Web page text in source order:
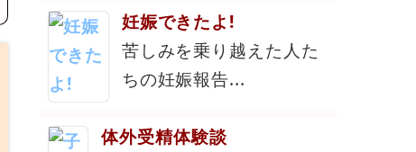
妊娠できたよ!
苦しみを乗り越えた人た
ちの妊娠報告...
体外受精体験談